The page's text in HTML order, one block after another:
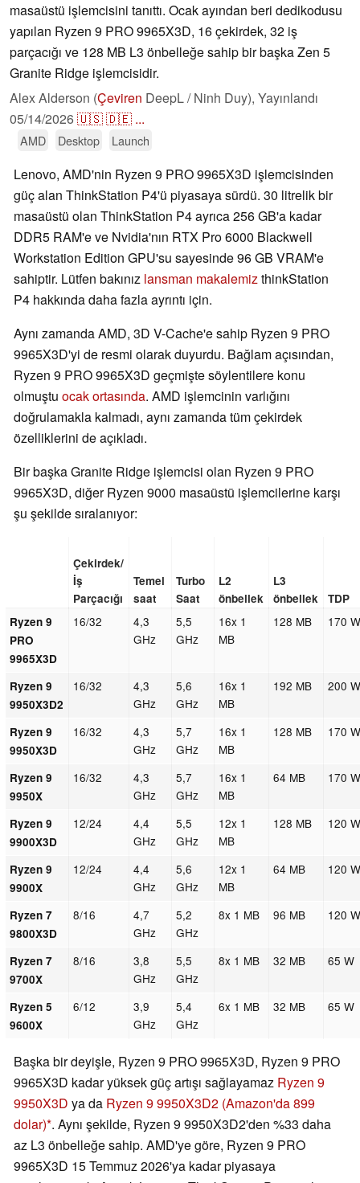
masaüstü işlemcisini tanıttı. Ocak ayından beri dedikodusu
yapılan Ryzen 9 PRO 9965X3D, 16 çekirdek, 32 iş
parçacığı ve 128 MB L3 önbelleğe sahip bir başka Zen 5
Granite Ridge işlemcisidir.
Alex Alderson (Çeviren DeepL / Ninh Duy), Yayınlandı
05/14/2026🇺🇸🇩🇪 ...
AMD Desktop Launch
Lenovo, AMD'nin Ryzen 9 PRO 9965X3D işlemcisinden
güç alan ThinkStation P4'ü piyasaya sürdü. 30 litrelik bir
masaüstü olan ThinkStation P4 ayrıca 256 GB'a kadar
DDR5 RAM'e ve Nvidia'nın RTX Pro 6000 Blackwell
Workstation Edition GPU'su sayesinde 96 GB VRAM'e
sahiptir. Lütfen bakınız lansman makalemizthinkStation
P4 hakkında daha fazla ayrıntı için.
Aynı zamanda AMD, 3D V-Cache'e sahip Ryzen 9 PRO
9965X3D'yi de resmi olarak duyurdu. Bağlam açısından,
Ryzen 9 PRO 9965X3D geçmişte söylentilere konu
olmuştu ocak ortasında. AMD işlemcinin varlığını
doğrulamakla kalmadı, aynı zamanda tüm çekirdek
özelliklerini de açıkladı.
Bir başka Granite Ridge işlemcisi olan Ryzen 9 PRO
9965X3D, diğer Ryzen 9000 masaüstü işlemcilerine karşı
şu şekilde sıralanıyor:
Çekirdek/
İş
Parçacığı
Temel
saat
Turbo
Saat
L2
önbellek
L3
önbellek
TDP
Ryzen 9
PRO
9965X3D
16/32
4,3
GHz
5,5
GHz
16x 1
MB
128 MB 170
Ryzen 9
9950X3D2
16/32
4,3
GHz
5,6
GHz
16x 1
MB
192 MB 200
Ryzen 9
9950X3D
16/32
4,3
GHz
5,7
GHz
16x 1
MB
128 MB 170
Ryzen 9
9950X
16/32
4,3
GHz
5,7
GHz
16x 1
MB
64 MB 170
Ryzen 9
9900X3D
12/24
4,4
GHz
5,5
GHz
12x 1
MB
128 MB 120
Ryzen 9
9900X
12/24
4,4
GHz
5,6
GHz
12x 1
MB
64 MB 120
Ryzen 7
9800X3D
8/16
4,7
GHz
5,2
GHz
8x 1 MB 96 MB 120
Ryzen 7
9700X
8/16
3,8
GHz
5,5
GHz
8x 1 MB 32 MB 65 W
Ryzen 5
9600X
6/12
3,9
GHz
5,4
GHz
6x 1 MB 32 MB 65 W
Başka bir deyişle, Ryzen 9 PRO 9965X3D, Ryzen 9 PRO
9965X3D kadar yüksek güç artışı sağlayamaz Ryzen 9
9950X3D ya da Ryzen 9 9950X3D2 (Amazon'da 899
dolar) . Aynı şekilde, Ryzen 9 9950X3D2'den %33 daha
az L3 önbelleğe sahip. AMD'ye göre, Ryzen 9 PRO
9965X3D 15 Temmuz 2026'ya kadar piyasaya